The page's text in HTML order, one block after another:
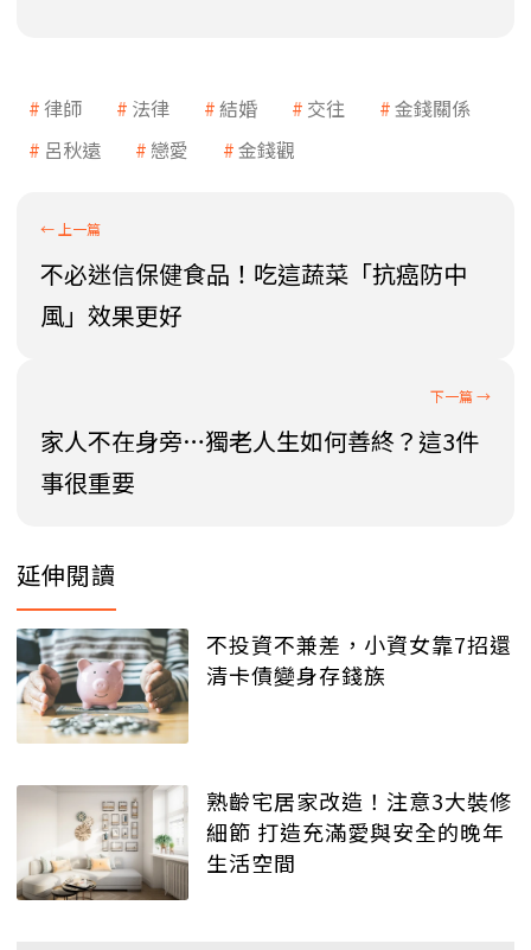
律師 法律 結婚 交往
金錢關係
呂秋遠
戀愛 金錢觀
不必迷信保健食品！吃這蔬菜「抗癌防中
風」效果更好
家人不在身旁…獨老人生如何善終？這3件
事很重要
延伸閱讀
不投資不兼差，小資女靠7招還
清卡債變身存錢族
熟齡宅居家改造！注意3大裝修
細節 打造充滿愛與安全的晚年
生活空間